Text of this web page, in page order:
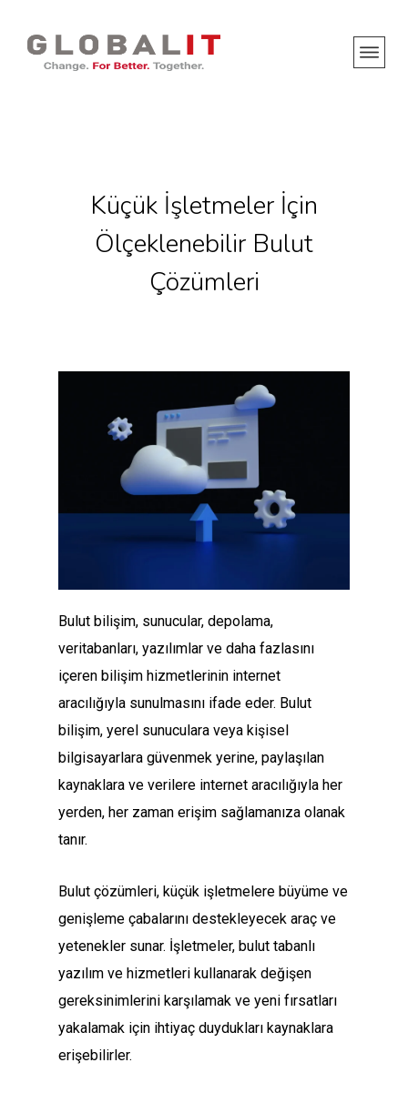
Küçük İşletmeler İçin
Ölçeklenebilir Bulut
Çözümleri
Bulut bilişim, sunucular, depolama,
veritabanları, yazılımlar ve daha fazlasını
içeren bilişim hizmetlerinin internet
aracılığıyla sunulmasını ifade eder. Bulut
bilişim, yerel sunuculara veya kişisel
bilgisayarlara güvenmek yerine, paylaşılan
kaynaklara ve verilere internet aracılığıyla her
yerden, her zaman erişim sağlamanıza olanak
tanır.
Bulut çözümleri, küçük işletmelere büyüme ve
genişleme çabalarını destekleyecek araç ve
yetenekler sunar. İşletmeler, bulut tabanlı
yazılım ve hizmetleri kullanarak değişen
gereksinimlerini karşılamak ve yeni fırsatları
yakalamak için ihtiyaç duydukları kaynaklara
erişebilirler.